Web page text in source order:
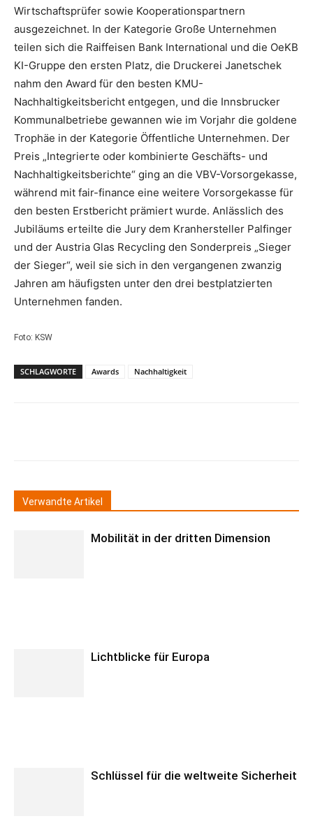
Wirtschaftsprüfer sowie Kooperationspartnern
ausgezeichnet. In der Kategorie Große Unternehmen
teilen sich die Raiffeisen Bank International und die OeKB
KI-Gruppe den ersten Platz, die Druckerei Janetschek
nahm den Award für den besten KMU-
Nachhaltigkeitsbericht entgegen, und die Innsbrucker
Kommunalbetriebe gewannen wie im Vorjahr die goldene
Trophäe in der Kategorie Öffentliche Unternehmen. Der
Preis „Integrierte oder kombinierte Geschäfts- und
Nachhaltigkeitsberichte“ ging an die VBV-Vorsorgekasse,
während mit fair-finance eine weitere Vorsorgekasse für
den besten Erstbericht prämiert wurde. Anlässlich des
Jubiläums erteilte die Jury dem Kranhersteller Palfinger
und der Austria Glas Recycling den Sonderpreis „Sieger
der Sieger“, weil sie sich in den vergangenen zwanzig
Jahren am häufigsten unter den drei bestplatzierten
Unternehmen fanden.
Foto: KSW
SCHLAGWORTE Awards Nachhaltigkeit
Verwandte Artikel
Mobilität in der dritten Dimension
Lichtblicke für Europa
Schlüssel für die weltweite Sicherheit